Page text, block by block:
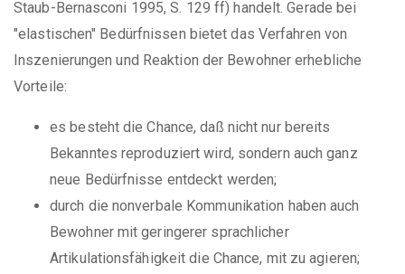
Staub-Bernasconi 1995, S. 129 ff) handelt. Gerade bei
"elastischen" Bedürfnissen bietet das Verfahren von
Inszenierungen und Reaktion der Bewohner erhebliche
Vorteile:
es besteht die Chance, daß nicht nur bereits
Bekanntes reproduziert wird, sondern auch ganz
neue Bedürfnisse entdeckt werden;
durch die nonverbale Kommunikation haben auch
Bewohner mit geringerer sprachlicher
Artikulationsfähigkeit die Chance, mit zu agieren;